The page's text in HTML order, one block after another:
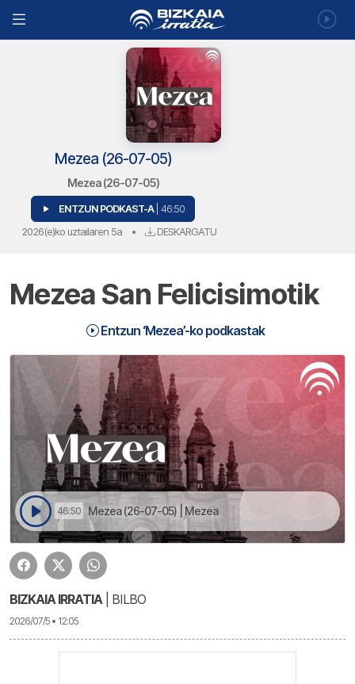
Mezea (26-07-05)
Mezea (26-07-05)
ENTZUN PODKAST-A | 46:50
2026(e)ko uztailaren 5a • DESKARGATU
Mezea San Felicisimotik
Entzun ‘Mezea’-ko podkastak
46:50 Mezea (26-07-05) | Mezea
BIZKAIA IRRATIA| BILBO
2026/07/5 • 12:05